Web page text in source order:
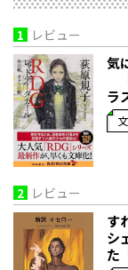
1 レビュー
気
ラ
2 レビュー
す
シ
た